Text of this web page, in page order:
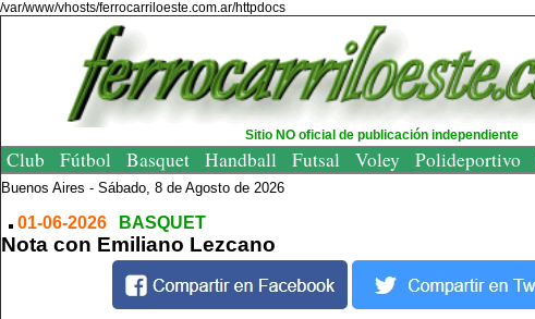
/var/www/vhosts/ferrocarriloeste.com.ar/httpdocs
Sitio NO oficial de publicación independiente
Club Fútbol Basquet Handball Futsal Voley Polideportivo
Buenos Aires - Sábado, 8 de Agosto de 2026
01-06-2026 BASQUET
Nota con Emiliano Lezcano